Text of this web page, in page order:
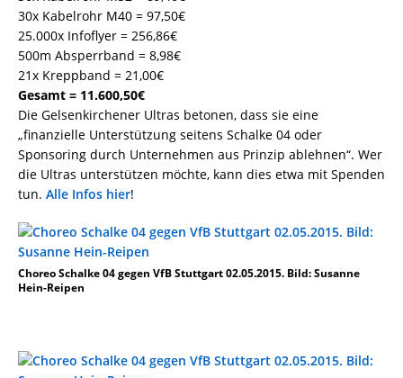
30x Kabelrohr M40 = 97,50€
25.000x Infoflyer = 256,86€
500m Absperrband = 8,98€
21x Kreppband = 21,00€
Gesamt = 11.600,50€
Die Gelsenkirchener Ultras betonen, dass sie eine
„finanzielle Unterstützung seitens Schalke 04 oder
Sponsoring durch Unternehmen aus Prinzip ablehnen“. Wer
die Ultras unterstützen möchte, kann dies etwa mit Spenden
tun. Alle Infos hier!
Choreo Schalke 04 gegen VfB Stuttgart 02.05.2015. Bild: Susanne
Hein-Reipen